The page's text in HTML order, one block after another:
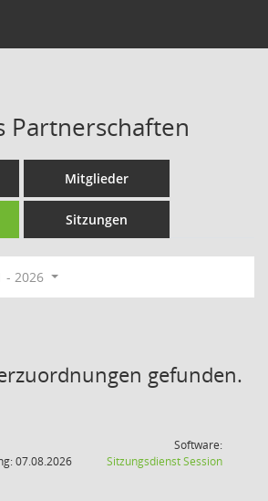
Partnerschaften
Mitglieder
Sitzungen
- 2026
gefunden.
07.08.2026
Software:
SitzungsdienstSession(Wird in